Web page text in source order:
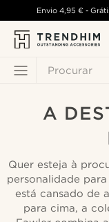
Procurar
Envio 4,95 €-
A
Quer esteja à
personalidade
está cansado de
para cima, a